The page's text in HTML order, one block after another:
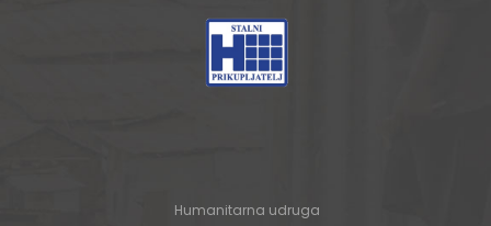
Humanitarna udruga